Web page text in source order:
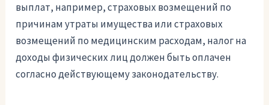
выплат, например, страховых возмещений по
причинам утраты имущества или страховых
возмещений по медицинским расходам, налог на
доходы физических лиц должен быть оплачен
согласно действующему законодательству.